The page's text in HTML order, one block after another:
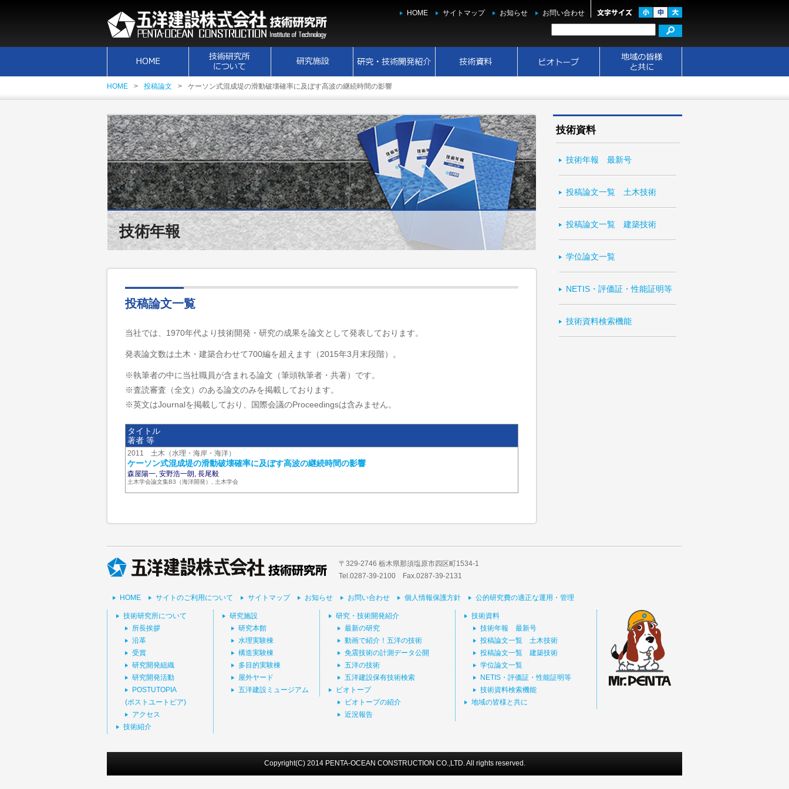
HOME サイトマップ お知らせ お問い合わせ
HOME 投稿論文 ケーソン式混成堤の滑動破壊確率に及ぼす高波の継続時間の影響
技術年報
投稿論文一覧
当社では、1970年代より技術開発・研究の成果を論文として発表しております。
発表論文数は土木・建築合わせて700編を超えます（2015年3月末段階）。
※執筆者の中に当社職員が含まれる論文（筆頭執筆者・共著）です。
※査読審査（全文）のある論文のみを掲載しております。
※英文はJournalを掲載しており、国際会議のProceedingsは含みません。
タイトル
著者 等
2011 土木（水理・海岸・海洋）
ケーソン式混成堤の滑動破壊確率に及ぼす高波の継続時間の影響
森屋陽一, 安野浩一朗, 長尾毅
土木学会論文集B3（海洋開発）, 土木学会
技術資料
技術年報 最新号
投稿論文一覧 土木技術
投稿論文一覧 建築技術
学位論文一覧
NETIS・評価証・性能証明等
技術資料検索機能
〒329-2746 栃木県那須塩原市四区町1534-1
Tel.0287-39‐2100 Fax.0287-39-2131
HOME サイトのご利用について サイトマップ お知らせ お問い合わせ 個人情報保護方針 公的研究費の適正な運用・管理
技術研究所について
所長挨拶
沿革
受賞
研究開発組織
研究開発活動
POSTUTOPIA
(ポストユートピア)
アクセス
技術紹介
研究施設
研究本館
水理実験棟
構造実験棟
多目的実験棟
屋外ヤード
五洋建設ミュージアム
研究・技術開発紹介
最新の研究
動画で紹介！五洋の技術
免震技術の計測データ公開
五洋の技術
五洋建設保有技術検索
ビオトープ
ビオトープの紹介
近況報告
技術資料
技術年報 最新号
投稿論文一覧 土木技術
投稿論文一覧 建築技術
学位論文一覧
NETIS・評価証・性能証明等
技術資料検索機能
地域の皆様と共に
Copyright(C) 2014 PENTA-OCEAN CONSTRUCTION CO.,LTD. All rights reserved.